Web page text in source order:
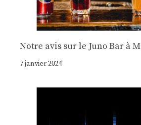
Notre avis sur le Juno Bar à
7 janvier 2024